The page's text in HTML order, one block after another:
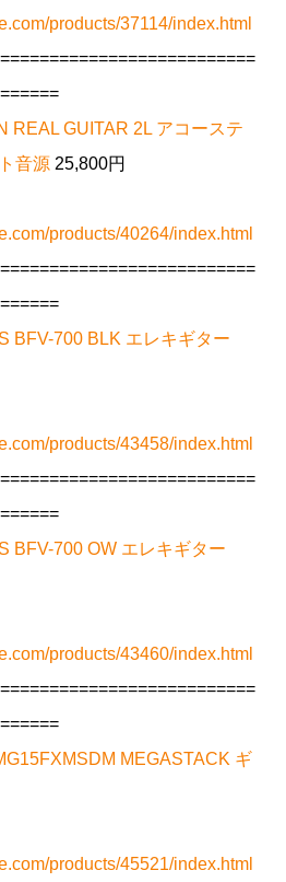
products/37114/index.html
REAL GUITAR 2L アコーステ
音源 25,800円
products/40264/index.html
BFV-700 BLK エレキギター
products/43458/index.html
BFV-700 OW エレキギター
products/43460/index.html
MEGASTACK ギ
products/45521/index.html